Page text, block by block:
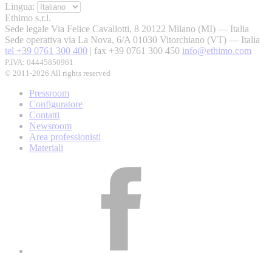
Lingua:
Ethimo s.r.l.
Sede legale Via Felice Cavallotti, 8 20122 Milano (MI) — Italia
Sede operativa via La Nova, 6/A 01030 Vitorchiano (VT) — Italia
tel +39 0761 300 400 | fax +39 0761 300 450 info@ethimo.com
P.IVA: 04445850961
© 2011-2026 All rights reserved
Pressroom
Configuratore
Contatti
Newsroom
Area professionisti
Materiali